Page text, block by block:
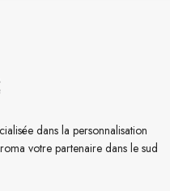
dans la personnalisation
votre partenaire dans le sud